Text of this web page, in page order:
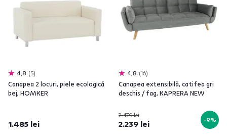
4,8 5
Canapea 2 locuri, piele ecologică
bej, HOMKER
1.485 lei
4,8 16
Canapea extensibilă, catifea gri
deschis / fag, KAPRERA NEW
2.479 lei
2.239 lei -9%